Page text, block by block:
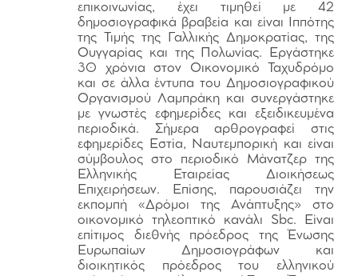
επικοινωνίας, έχει τιμηθεί με 42
δημοσιογραφικά βραβεία και είναι Ιππότης
της Τιμής της Γαλλικής Δημοκρατίας, της
Ουγγαρίας και της Πολωνίας. Εργάστηκε
30 χρόνια στον Οικονομικό Ταχυδρόμο
και σε άλλα έντυπα του Δημοσιογραφικού
Οργανισμού Λαμπράκη και συνεργάστηκε
με γνωστές εφημερίδες και εξειδικευμένα
περιοδικά. Σήμερα αρθρογραφεί στις
εφημερίδες Εστία, Ναυτεμπορική και είναι
σύμβουλος στο περιοδικό Μάνατζερ της
Ελληνικής Εταιρείας Διοικήσεως
Επιχειρήσεων. Επίσης, παρουσιάζει την
εκπομπή «Δρόμοι της Ανάπτυξης» στο
οικονομικό τηλεοπτικό κανάλι Sbc. Είναι
επίτιμος διεθνής πρόεδρος της Ένωσης
Ευρωπαίων Δημοσιογράφων και
διοικητικός πρόεδρος του ελληνικού